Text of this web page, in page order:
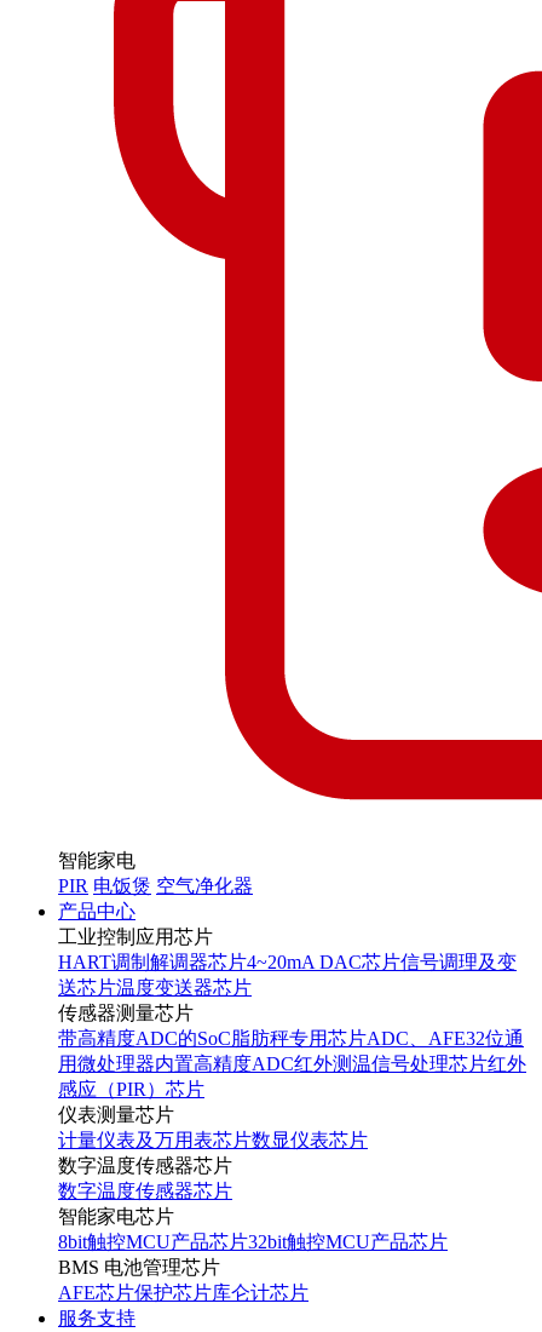
智能家电
PIR 电饭煲 空气净化器
产品中心
工业控制应用芯片
HART调制解调器芯片4~20mA DAC芯片信号调理及变
送芯片温度变送器芯片
传感器测量芯片
带高精度ADC的SoC 脂肪秤专用芯片ADC、AFE32位通
用微处理器内置高精度ADC红外测温信号处理芯片红外
感应（PIR）芯片
仪表测量芯片
计量仪表及万用表芯片数显仪表芯片
数字温度传感器芯片
数字温度传感器芯片
智能家电芯片
8bit触控MCU产品芯片32bit触控MCU产品芯片
BMS 电池管理芯片
AFE芯片保护芯片库仑计芯片
服务支持